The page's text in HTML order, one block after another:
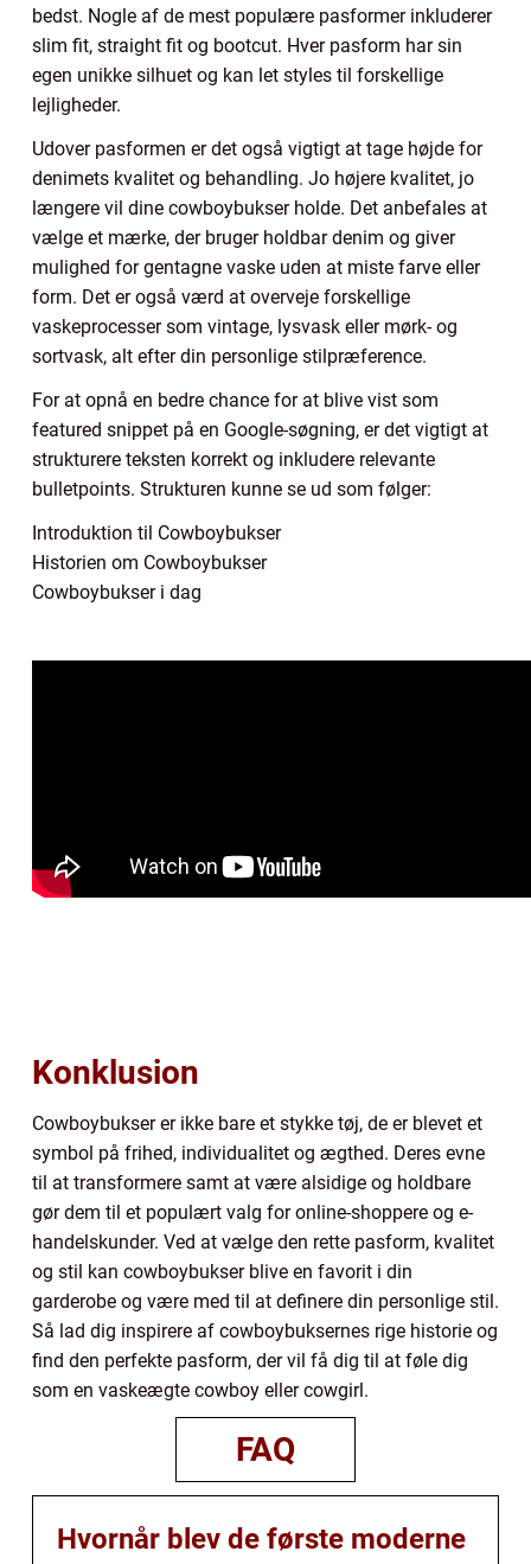
bedst. Nogle af de mest populære pasformer inkluderer
slim fit, straight fit og bootcut. Hver pasform har sin
egen unikke silhuet og kan let styles til forskellige
lejligheder.
Udover pasformen er det også vigtigt at tage højde for
denimets kvalitet og behandling. Jo højere kvalitet, jo
længere vil dine cowboybukser holde. Det anbefales at
vælge et mærke, der bruger holdbar denim og giver
mulighed for gentagne vaske uden at miste farve eller
form. Det er også værd at overveje forskellige
vaskeprocesser som vintage, lysvask eller mørk- og
sortvask, alt efter din personlige stilpræference.
For at opnå en bedre chance for at blive vist som
featured snippet på en Google-søgning, er det vigtigt at
strukturere teksten korrekt og inkludere relevante
bulletpoints. Strukturen kunne se ud som følger:
Introduktion til Cowboybukser
Historien om Cowboybukser
Cowboybukser i dag
Konklusion
Cowboybukser er ikke bare et stykke tøj, de er blevet et
symbol på frihed, individualitet og ægthed. Deres evne
til at transformere samt at være alsidige og holdbare
gør dem til et populært valg for online-shoppere og e-
handelskunder. Ved at vælge den rette pasform, kvalitet
og stil kan cowboybukser blive en favorit i din
garderobe og være med til at definere din personlige stil.
Så lad dig inspirere af cowboybuksernes rige historie og
find den perfekte pasform, der vil få dig til at føle dig
som en vaskeægte cowboy eller cowgirl.
FAQ
Hvornår blev de første moderne